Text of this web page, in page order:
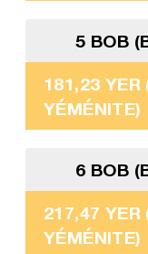
5 BOB
181,23 YER
YÉMÉNITE)
6 BOB
217,47 YER
YÉMÉNITE)